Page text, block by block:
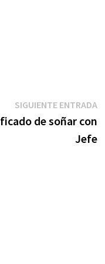
SIGUIENTE ENTRADA
de soñar con
Jefe